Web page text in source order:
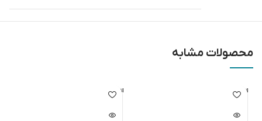
محصولات مشابه
اتمام مو
جودی
اتمام مو
جودی